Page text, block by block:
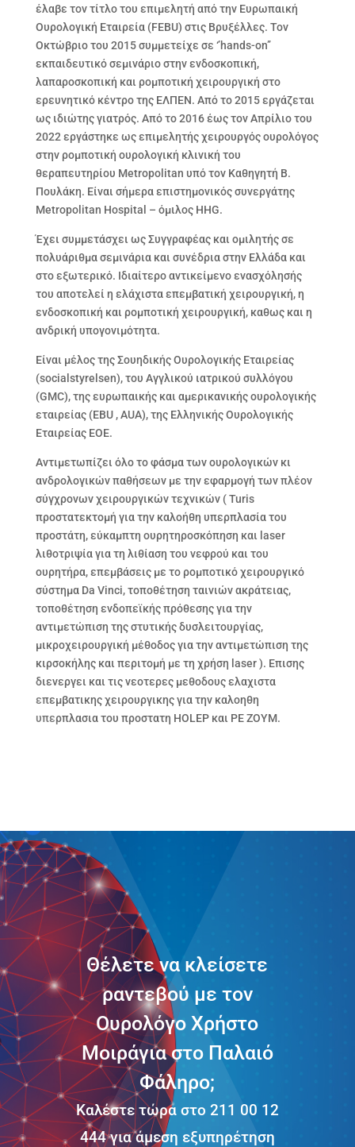
έλαβε τον τίτλο του επιμελητή από την Ευρωπαική
Ουρολογική Εταιρεία (FEBU) στις Βρυξέλλες. Τον
Οκτώβριο του 2015 συμμετείχε σε ‘’hands-on’’
εκπαιδευτικό σεμινάριο στην ενδοσκοπική,
λαπαροσκοπική και ρομποτική χειρουργική στο
ερευνητικό κέντρο της ΕΛΠΕΝ. Από το 2015 εργάζεται
ως ιδιώτης γιατρός. Από το 2016 έως τον Απρίλιο του
2022 εργάστηκε ως επιμελητής χειρουργός ουρολόγος
στην ρομποτική ουρολογική κλινική του
θεραπευτηρίου Metropolitan υπό τον Καθηγητή Β.
Πουλάκη. Είναι σήμερα επιστημονικός συνεργάτης
Metropolitan Hospital – όμιλος HHG.
Έχει συμμετάσχει ως Συγγραφέας και ομιλητής σε
πολυάριθμα σεμινάρια και συνέδρια στην Ελλάδα και
στο εξωτερικό. Ιδιαίτερο αντικείμενο ενασχόλησής
του αποτελεί η ελάχιστα επεμβατική χειρουργική, η
ενδοσκοπική και ρομποτική χειρουργική, καθως και η
ανδρική υπογονιμότητα.
Είναι μέλος της Σουηδικής Ουρολογικής Εταιρείας
(socialstyrelsen), του Αγγλικού ιατρικού συλλόγου
(GMC), της ευρωπαικής και αμερικανικής ουρολογικής
εταιρείας (EBU , AUA), της Ελληνικής Ουρολογικής
Εταιρείας ΕΟΕ.
Αντιμετωπίζει όλο το φάσμα των ουρολογικών κι
ανδρολογικών παθήσεων με την εφαρμογή των πλέον
σύγχρονων χειρουργικών τεχνικών ( Turis
προστατεκτομή για την καλοήθη υπερπλασία του
προστάτη, εύκαμπτη ουρητηροσκόπηση και laser
λιθοτριψία για τη λιθίαση του νεφρού και του
ουρητήρα, επεμβάσεις με το ρομποτικό χειρουργικό
σύστημα Da Vinci, τοποθέτηση ταινιών ακράτειας,
τοποθέτηση ενδοπεϊκής πρόθεσης για την
αντιμετώπιση της στυτικής δυσλειτουργίας,
μικροχειρουργική μέθοδος για την αντιμετώπιση της
κιρσοκήλης και περιτομή με τη χρήση laser ). Επισης
διενεργει και τις νεοτερες μεθοδους ελαχιστα
επεμβατικης χειρουργικης για την καλοηθη
υπερπλασια του προστατη HOLEP και ΡΕ ΖΟΥΜ.
Θέλετε να κλείσετε
ραντεβού με τον
Ουρολόγο Χρήστο
Μοιράγια στο Παλαιό
Φάληρο;
Καλέστε τώρα στο 211 00 12
444 για άμεση εξυπηρέτηση